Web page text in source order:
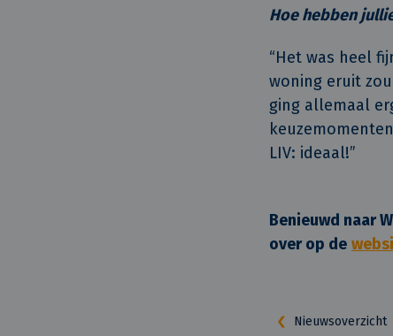
Hoe hebben
“Het was heel
woning eruit
ging allemaal
LIV: ideaal!”
Benieuwd naar
over op de
Nieuwsoverzicht